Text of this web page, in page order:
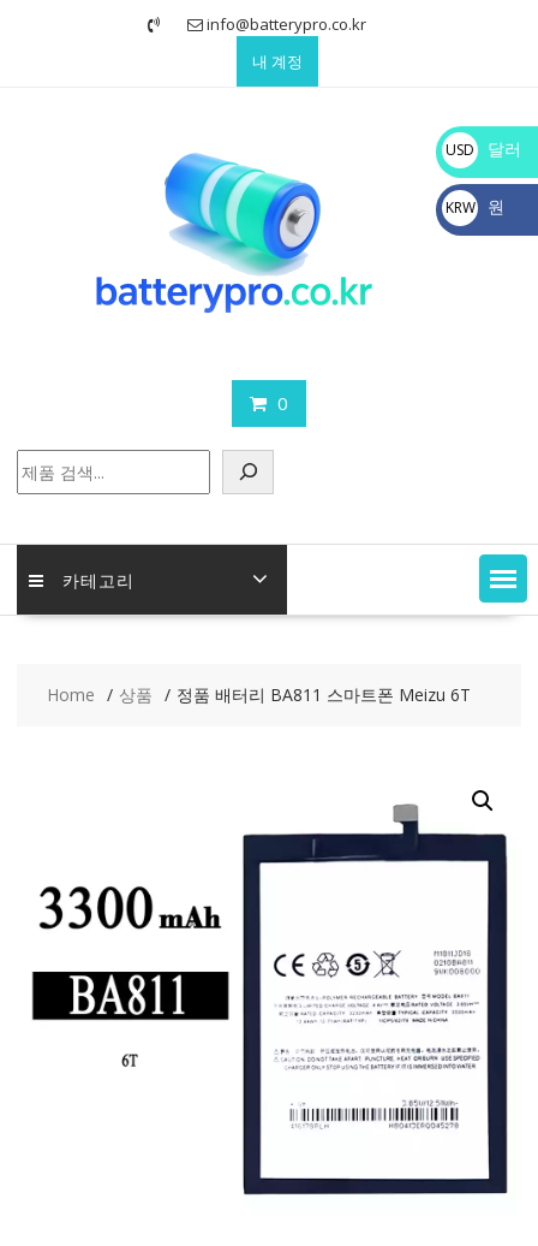
info@batterypro.co.kr
내 계정
0
색
카테고리
Home 상품 정품 배터리 BA811 스마트폰 Meizu 6T
USD
$
달러
KRW
₩
원